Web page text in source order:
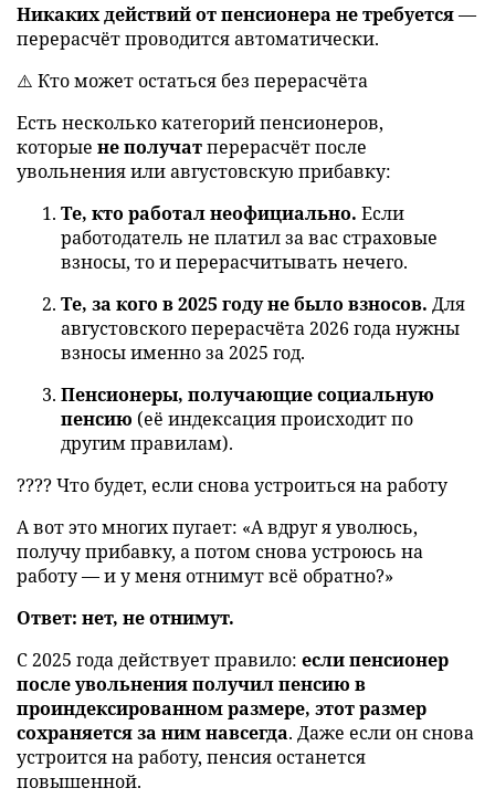
Никаких действий от пенсионера не требуется—
перерасчёт проводится автоматически.
⚠️ Кто может остаться без перерасчёта
Есть несколько категорий пенсионеров,
которые не получатперерасчёт после
увольнения или августовскую прибавку:
Те, кто работал неофициально. Если
работодатель не платил за вас страховые
взносы, то и перерасчитывать нечего.
Те, за кого в 2025 году не было взносов. Для
августовского перерасчёта 2026 года нужны
взносы именно за 2025 год.
Пенсионеры, получающие социальную
пенсию (её индексация происходит по
другим правилам).
???? Что будет, если снова устроиться на работу
А вот это многих пугает: «А вдруг я уволюсь,
получу прибавку, а потом снова устроюсь на
работу — и у меня отнимут всё обратно?»
Ответ: нет, не отнимут.
С 2025 года действует правило: если пенсионер
после увольнения получил пенсию в
проиндексированном размере, этот размер
сохраняется за ним навсегда. Даже если он снова
устроится на работу, пенсия останется
повышенной.